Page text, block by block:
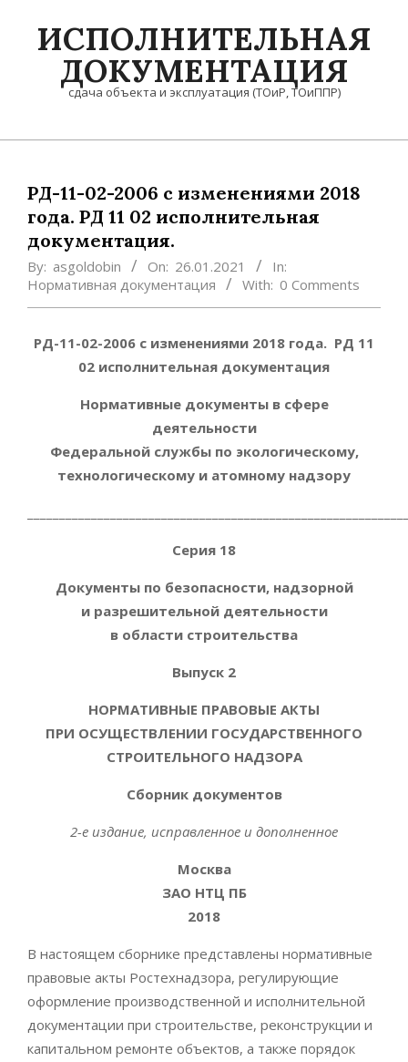
ИСПОЛНИТЕЛЬНАЯ
ДОКУМЕНТАЦИЯ
сдача объекта и эксплуатация (ТОиР, ТОиППР)
Primary
MenuРД-11-02-2006 с изменениями 2018
года. РД 11 02 исполнительная
документация.
By: asgoldobin On: 26.01.2021
In:
Нормативная документация
With: 0 Comments
РД-11-02-2006 с изменениями 2018 года. РД 11
02 исполнительная документация
Нормативные документы в сфере
деятельности
Федеральной службы по экологическому,
технологическому и атомному надзору
Серия 18
Документы по безопасности, надзорной
и разрешительной деятельности
в области строительства
Выпуск 2
НОРМАТИВНЫЕ ПРАВОВЫЕ АКТЫ
ПРИ ОСУЩЕСТВЛЕНИИ ГОСУДАРСТВЕННОГО
СТРОИТЕЛЬНОГО НАДЗОРА
Сборник документов
2-е издание, исправленное и дополненное
Москва
ЗАО НТЦ ПБ
2018
В настоящем сборнике представлены нормативные
правовые акты Ростехнадзора, регулирующие
оформление производственной и исполнительной
документации при строительстве, реконструкции и
капитальном ремонте объектов, а также порядок